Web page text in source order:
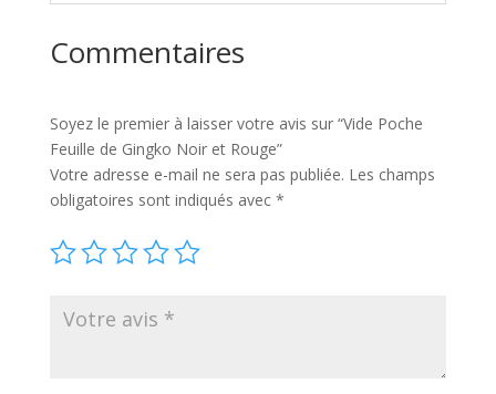
Commentaires
Soyez le premier à laisser votre avis sur “Vide Poche
Feuille de Gingko Noir et Rouge”
Votre adresse e-mail ne sera pas publiée. Les champs
obligatoires sont indiqués avec *